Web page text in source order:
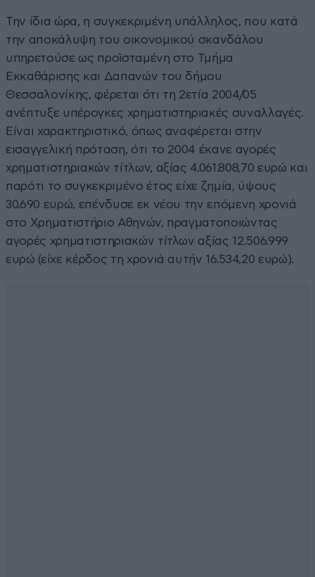
Την ίδια ώρα, η συγκεκριμένη υπάλληλος, που κατά
την αποκάλυψη του οικονομικού σκανδάλου
υπηρετούσε ως προϊσταμένη στο Τμήμα
Εκκαθάρισης και Δαπανών του δήμου
Θεσσαλονίκης, φέρεται ότι τη 2ετία 2004/05
ανέπτυξε υπέρογκες χρηματιστηριακές συναλλαγές.
Είναι χαρακτηριστικό, όπως αναφέρεται στην
εισαγγελική πρόταση, ότι το 2004 έκανε αγορές
χρηματιστηριακών τίτλων, αξίας 4.061.808,70 ευρώ και
παρότι το συγκεκριμένο έτος είχε ζημία, ύψους
30.690 ευρώ, επένδυσε εκ νέου την επόμενη χρονιά
στο Χρηματιστήριο Αθηνών, πραγματοποιώντας
αγορές χρηματιστηριακών τίτλων αξίας 12.506.999
ευρώ (είχε κέρδος τη χρονιά αυτήν 16.534,20 ευρώ).